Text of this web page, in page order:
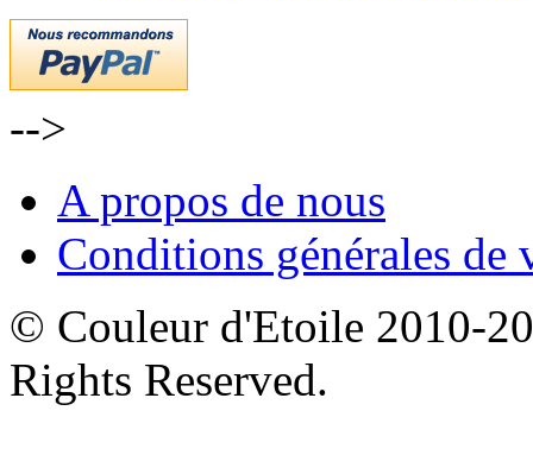
-->
A propos de nous
Conditions générales de
© Couleur d'Etoile 2010-
Rights Reserved.